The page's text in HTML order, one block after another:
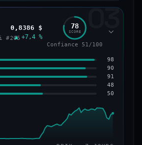
VOLUME 24 H
VAR. 30 J
+2,1 %
#90
61/100
03
#205
0,8386 $
▲ +7,4 %
78
SCORE
Confiance 51/100
98
90
91
48
50